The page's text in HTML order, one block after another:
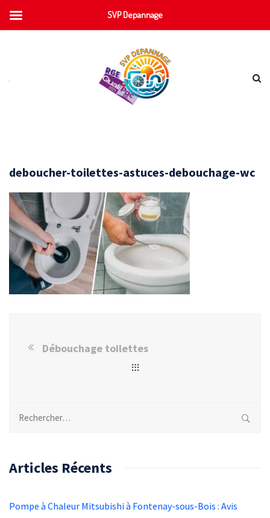
deboucher-toilettes-astuces-debouchage-wc
Débouchage toilettes
Rechercher :
Articles Récents
Pompe à Chaleur Mitsubishi à Fontenay-sous-Bois : Avis
SVP Depannage